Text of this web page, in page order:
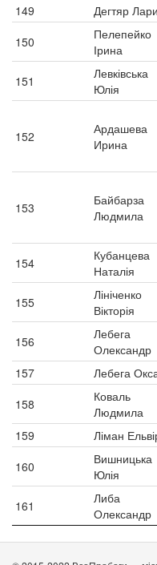
149
Дегтяр
150
Пелепейко
Ірина
151
Левківська
Юлія
152
Ардашева
Ирина
153
Байбарза
Людмила
154
Кубанцева
Наталія
155
Лініченко
Вікторія
156
Лебега
Олександр
157
Лебега
158
Коваль
Людмила
159
Ліман
160
Вишницька
Юлія
161
Либа
Олександр